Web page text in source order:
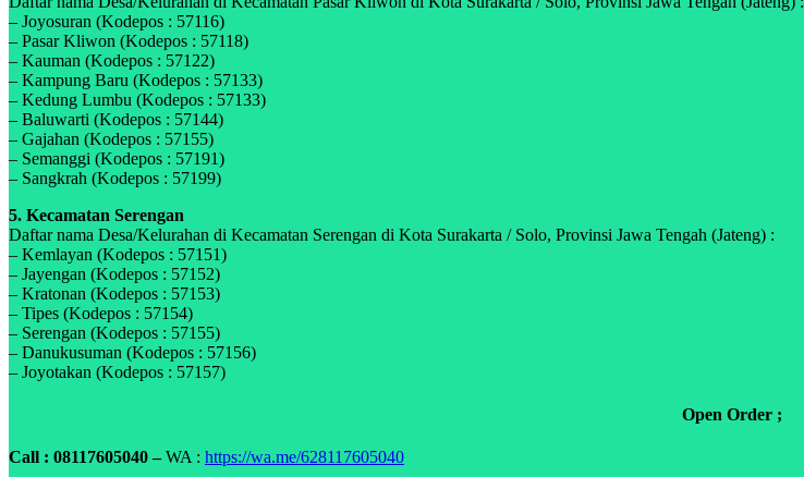
– Joyosuran (Kodepos : 57116)
– Pasar Kliwon (Kodepos : 57118)
– Kauman (Kodepos : 57122)
– Kampung Baru (Kodepos : 57133)
– Kedung Lumbu (Kodepos : 57133)
– Baluwarti (Kodepos : 57144)
– Gajahan (Kodepos : 57155)
– Semanggi (Kodepos : 57191)
– Sangkrah (Kodepos : 57199)
5. Kecamatan Serengan
Daftar nama Desa/Kelurahan di Kecamatan Serengan di Kota Surakarta / Solo, Provinsi Jawa Tengah (Jateng) :
– Kemlayan (Kodepos : 57151)
– Jayengan (Kodepos : 57152)
– Kratonan (Kodepos : 57153)
– Tipes (Kodepos : 57154)
– Serengan (Kodepos : 57155)
– Danukusuman (Kodepos : 57156)
– Joyotakan (Kodepos : 57157)
Open Order ;
Call : 08117605040 –WA : https://wa.me/628117605040